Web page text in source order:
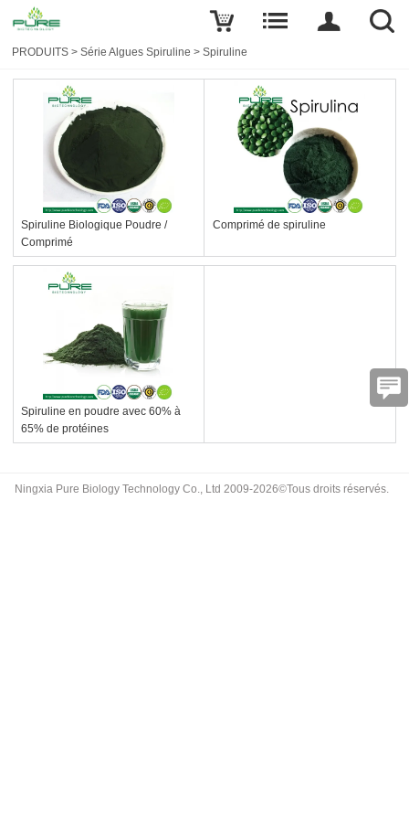
PRODUITS >Série Algues Spiruline >Spiruline
Spiruline Biologique Poudre /
Comprimé
Comprimé de spiruline
Spiruline en poudre avec 60% à
65% de protéines
Ningxia Pure Biology Technology Co., Ltd 2009-2026©Tous droits réservés.